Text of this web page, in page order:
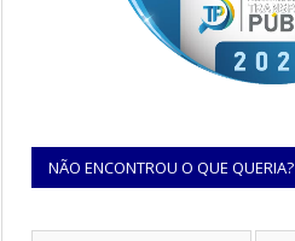
NÃO ENCONTROU O QUE QUERIA?